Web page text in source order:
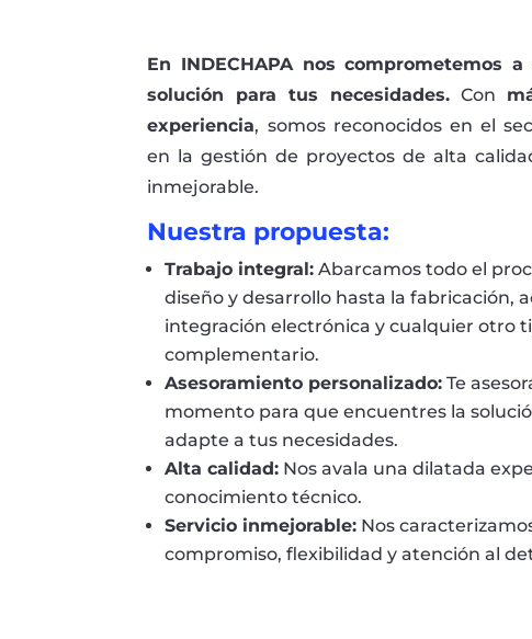
En INDECHAPA nos comprometemos
solución para tus necesidades. Con
experiencia, somos reconocidos en el
en la gestión de proyectos de alta
inmejorable.
Nuestra propuesta:
Trabajo integral: Abarcamos todo el
diseño y desarrollo hasta la fabricación,
integración electrónica y cualquier otro
complementario.
Asesoramiento personalizado: Te
momento para que encuentres la
adapte a tus necesidades.
Alta calidad: Nos avala una dilatada
conocimiento técnico.
Servicio inmejorable: Nos
compromiso, flexibilidad y atención al